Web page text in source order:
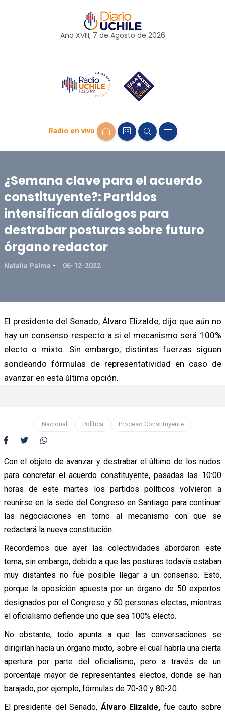
Año XVIII, 7 de Agosto de 2026
Radio en vivo
¿Semana clave para el acuerdo
constituyente?: Partidos
intensifican diálogos para
destrabar posturas sobre futuro
órgano redactor
Natalia Palma 06-12-2022
El presidente del Senado, Álvaro Elizalde, dijo que aún no
hay un consenso respecto a si el mecanismo será 100%
electo o mixto. Sin embargo, distintas fuerzas siguen
sondeando fórmulas de representatividad en caso de
avanzar en esta última opción.
Nacional Política Proceso Constituyente
Con el objeto de avanzar y destrabar el último de los nudos
para concretar el acuerdo constituyente, pasadas las 10:00
horas de este martes los partidos políticos volvieron a
reunirse en la sede del Congreso en Santiago para continuar
las negociaciones en torno al mecanismo con que se
redactará la nueva constitución.
Recordemos que ayer las colectividades abordaron este
tema, sin embargo, debido a que las posturas todavía estaban
muy distantes no fue posible llegar a un consenso. Esto,
porque la oposición apuesta por un órgano de 50 expertos
designados por el Congreso y 50 personas electas, mientras
el oficialismo defiende uno que sea 100% electo.
No obstante, todo apunta a que las conversaciones se
dirigirían hacia un órgano mixto, sobre el cual habría una cierta
apertura por parte del oficialismo, pero a través de un
porcentaje mayor de representantes electos, donde se han
barajado, por ejemplo, fórmulas de 70-30 y 80-20.
El presidente del Senado, Álvaro Elizalde, fue cauto sobre